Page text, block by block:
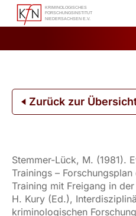
Zum
Inhalt
Zurück zur
Stemmer-Lück, M. (1981).
Trainings –
Training mit Freigang in
H. Kury (Ed.),
kriminologischen